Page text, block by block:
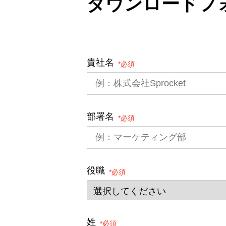
貴社名 *
部署名 *
役職 *
姓 *